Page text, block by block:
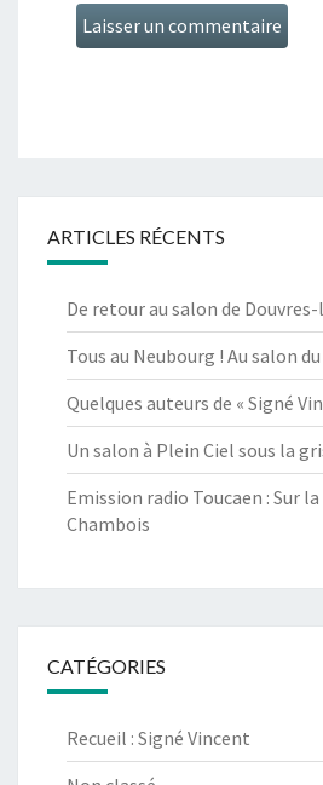
ARTICLES RÉCENTS
De retour au salon de
Tous au Neubourg ! Au salon
Quelques auteurs de « Signé
Un salon à Plein Ciel sous la
Emission radio Toucaen : Sur
Chambois
CATÉGORIES
Recueil : Signé Vincent